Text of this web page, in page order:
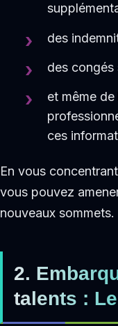
des
des congés
et même de
ces
En vous
vous pouvez
nouveaux sommets.
2.
talents :